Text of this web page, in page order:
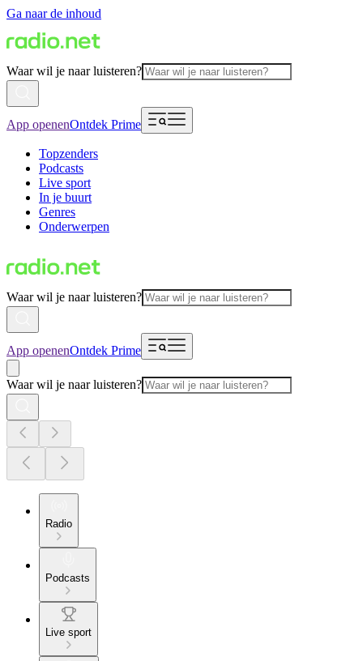
Ga naar de inhoud
Waar wil je naar luisteren?
App openenOntdek Prime
Topzenders
Podcasts
Live sport
In je buurt
Genres
Onderwerpen
Waar wil je naar luisteren?
App openenOntdek Prime
Waar wil je naar luisteren?
Radio
Podcasts
Live sport